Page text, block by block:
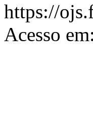
https://
Acesso